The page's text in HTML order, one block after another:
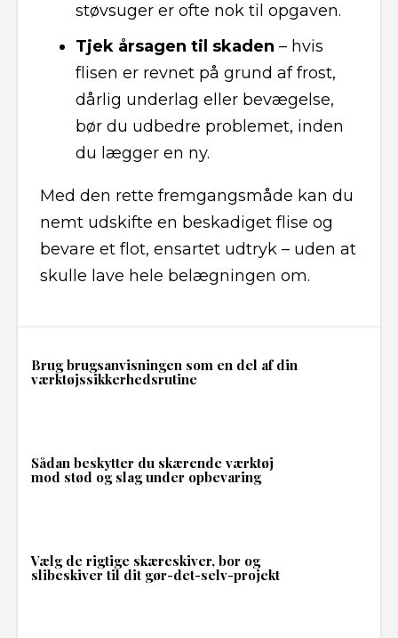
støvsuger er ofte nok til opgaven.
Tjek årsagen til skaden – hvis
flisen er revnet på grund af frost,
dårlig underlag eller bevægelse,
bør du udbedre problemet, inden
du lægger en ny.
Med den rette fremgangsmåde kan du
nemt udskifte en beskadiget flise og
bevare et flot, ensartet udtryk – uden at
skulle lave hele belægningen om.
Brug brugsanvisningen som en del af din
værktøjssikkerhedsrutine
Sådan beskytter du skærende værktøj
mod stød og slag under opbevaring
Vælg de rigtige skæreskiver, bor og
slibeskiver til dit gør-det-selv-projekt